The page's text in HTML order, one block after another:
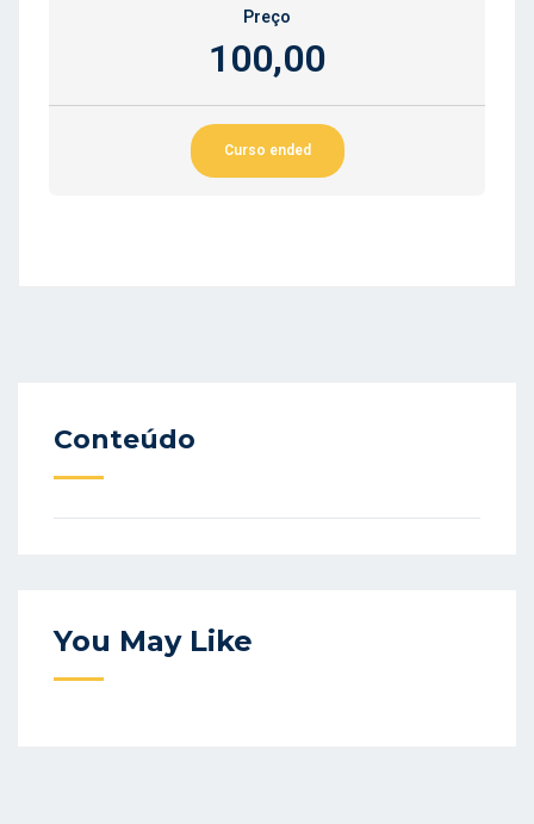
Preço
100,00
Curso ended
Conteúdo
You May Like